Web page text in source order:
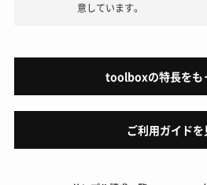
意しています。
toolboxの特長をも
ご利用ガイドを